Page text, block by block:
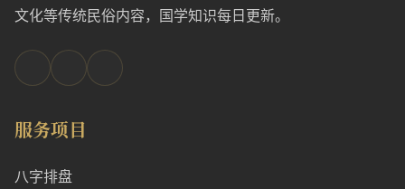
文化等传统民俗内容，国学知识每日更新。
服务项目
八字排盘